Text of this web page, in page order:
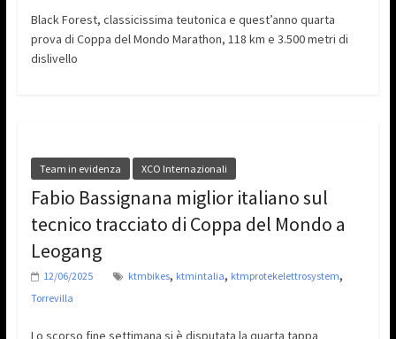
Black Forest, classicissima teutonica e quest’anno quarta
prova di Coppa del Mondo Marathon, 118 km e 3.500 metri di
dislivello
Team in evidenza XCO Internazionali
Fabio Bassignana miglior italiano sul
tecnico tracciato di Coppa del Mondo a
Leogang
12/06/2025 ktmbikes, ktmintalia, ktmprotekelettrosystem,
Torrevilla
Lo scorso fine settimana si è disputata la quarta tappa